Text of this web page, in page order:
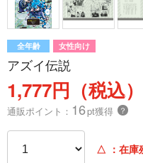
全年齢 女性向け
アズイ伝説
1,777円（税込）
通販ポイント： 16pt獲得 ？
△ ：在